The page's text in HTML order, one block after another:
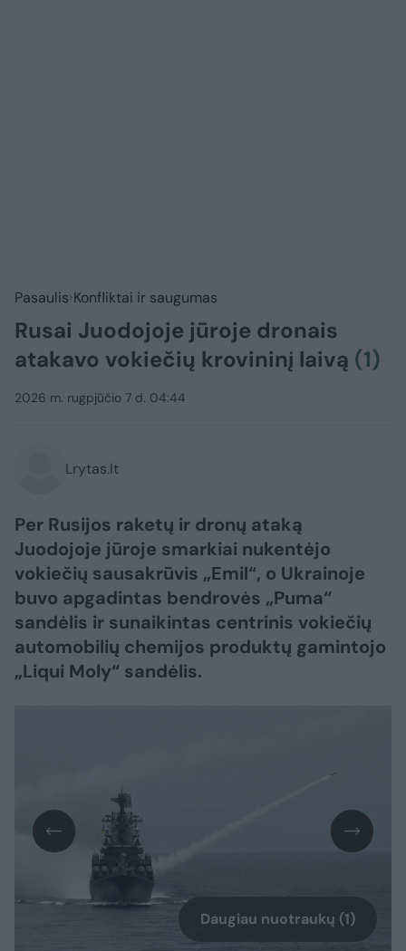
Pasaulis Konfliktai ir saugumas
Rusai Juodojoje jūroje dronais
atakavo vokiečių krovininį laivą (1)
2026 m. rugpjūčio 7 d. 04:44
Lrytas.lt
Per Rusijos raketų ir dronų ataką
Juodojoje jūroje smarkiai nukentėjo
vokiečių sausakrūvis „Emil“, o Ukrainoje
buvo apgadintas bendrovės „Puma“
sandėlis ir sunaikintas centrinis vokiečių
automobilių chemijos produktų gamintojo
„Liqui Moly“ sandėlis.
Daugiau nuotraukų (1)